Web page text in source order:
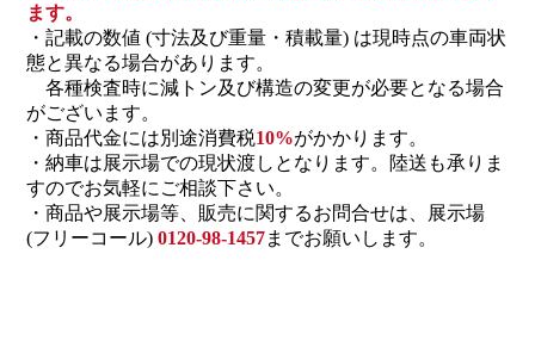
ます。
・記載の数値 (寸法及び重量・積載量) は現時点の車両状
態と異なる場合があります。
各種検査時に減トン及び構造の変更が必要となる場合
がございます。
・商品代金には別途消費税10%がかかります。
・納車は展示場での現状渡しとなります。陸送も承りま
すのでお気軽にご相談下さい。
・商品や展示場等、販売に関するお問合せは、展示場
(フリーコール) 0120-98-1457までお願いします。